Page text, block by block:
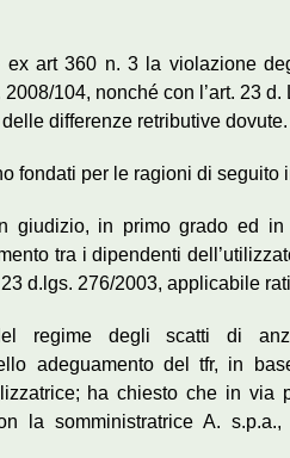
art 360 n. 3 la violazione
104, nonché con l’art. 23
differenze retributive dovute.
fondati per le ragioni di seguito
giudizio, in primo grado ed in
tra i dipendenti
d.lgs. 276/2003, applicabile
regime degli scatti di
adeguamento del tfr, in
ha chiesto che in via
la somministratrice A.